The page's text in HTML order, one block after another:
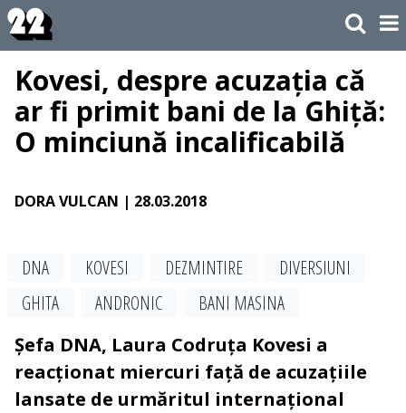
Kovesi, despre acuzația că
ar fi primit bani de la Ghiță:
O minciună incalificabilă
DORA VULCAN | 28.03.2018
DNA KOVESI DEZMINTIRE
DIVERSIUNI
GHITA
ANDRONIC
BANI MASINA
Șefa DNA, Laura Codruța Kovesi a
reacționat miercuri față de acuzațiile
lansate de urmăritul internațional